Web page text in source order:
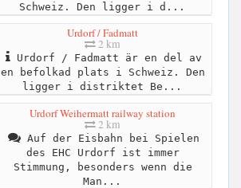
Schweiz. Den ligger i d...
Urdorf / Fadmatt
2 km
Urdorf / Fadmatt är en del av
en befolkad plats i Schweiz. Den
ligger i distriktet Be...
Urdorf Weihermatt railway station
2 km
Auf der Eisbahn bei Spielen
des EHC Urdorf ist immer
Stimmung, besonders wenn die
Man...